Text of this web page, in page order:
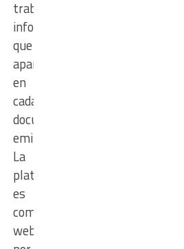
trabajo,
información
que
aparecerá
en
cada
documento
emitido.
La
plataforma
es
completamente
web,